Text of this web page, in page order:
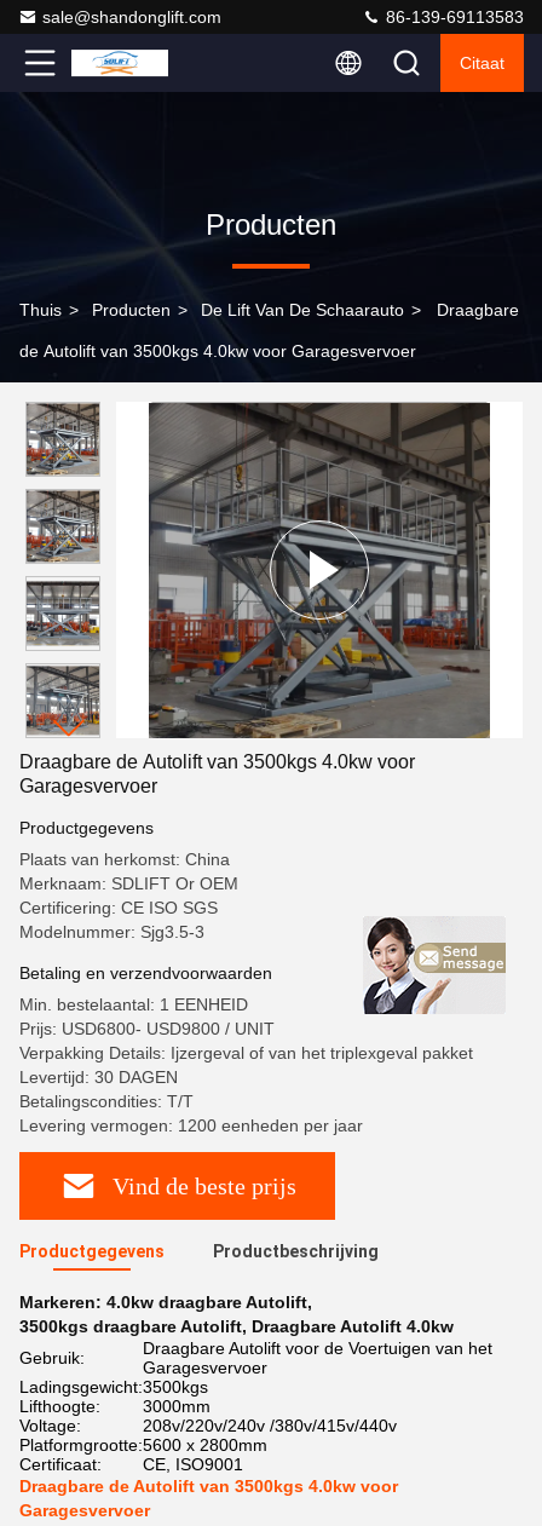
sale@shandonglift.com 86-139-69113583
Citaat
Producten
Thuis > Producten > De Lift Van De Schaarauto > Draagbare
de Autolift van 3500kgs 4.0kw voor Garagesvervoer
Draagbare de Autolift van 3500kgs 4.0kw voor
Garagesvervoer
Productgegevens
Plaats van herkomst: China
Merknaam: SDLIFT Or OEM
Certificering: CE ISO SGS
Modelnummer: Sjg3.5-3
Betaling en verzendvoorwaarden
Min. bestelaantal: 1 EENHEID
Prijs: USD6800- USD9800 / UNIT
Verpakking Details: Ijzergeval of van het triplexgeval pakket
Levertijd: 30 DAGEN
Betalingscondities: T/T
Levering vermogen: 1200 eenheden per jaar
Vind de beste prijs
Productgegevens Productbeschrijving
Markeren: 4.0kw draagbare Autolift,
3500kgs draagbare Autolift, Draagbare Autolift 4.0kw
Gebruik:
Draagbare Autolift voor de Voertuigen van het
Garagesvervoer
Ladingsgewicht:3500kgs
Lifthoogte:
3000mm
Voltage:
208v/220v/240v /380v/415v/440v
Platformgrootte:5600 x 2800mm
Certificaat:
CE, ISO9001
Draagbare de Autolift van 3500kgs 4.0kw voor
Garagesvervoer